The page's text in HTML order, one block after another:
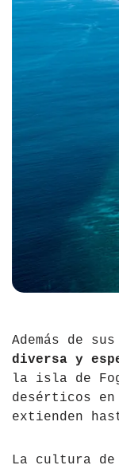
Además de
diversa y
la isla de
desérticos
extienden
La cultura